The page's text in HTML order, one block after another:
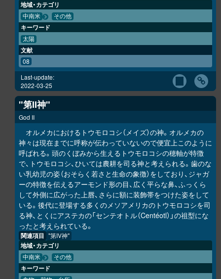
地域・カテゴリ
中南米 その他
キーワード
太陽
文献
08
Last-update:
2022-03-25
"第II神"
God II
オルメカにおけるトウモロコシ（メイズ）の神。オルメカの
神々は現在までに呼称が伝わっていないので便宜上このように
呼ばれる。頭のくぼみから生えるトウモロコシの穂軸が特徴
で、トウモロコシ、ひいては農耕を司る神と考えられる。歯のな
い乳幼児の姿（おそらく若さと生命の象徴）をしており、ジャガ
ーの特徴を伝えるアーモンド形の目、広く平らな鼻、ふっくら
して外側に広がった上唇、さらに額に装飾帯をつけた姿をして
いる。後代に登場する多くのメソアメリカのトウモロコシを司
る神、とくにアステカの「センテオトル（Centéotl）」の祖型にな
ったと考えられている。
関連項目 "第IV神"
地域・カテゴリ
中南米 その他
キーワード